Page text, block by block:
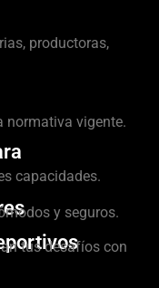
productoras,
normativa vigente.
capacidades.
y seguros.
tus desafíos con